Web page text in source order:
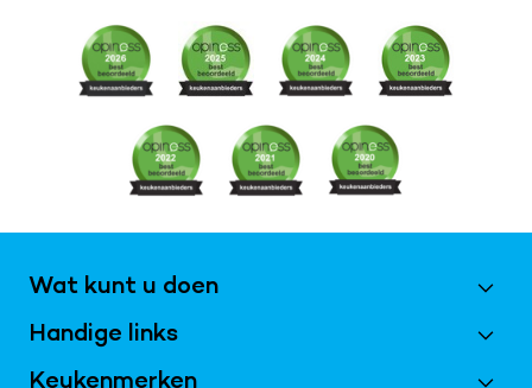
Wat kunt u doen
Maak een afspraak
Vraag magazine aan
Handige links
Keukenmerken